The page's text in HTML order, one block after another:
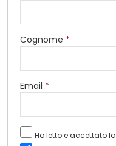
Cognome *
Email *
Ho letto e accettato la